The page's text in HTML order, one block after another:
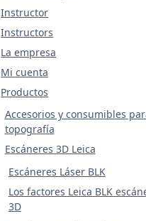
Instructor
Instructors
La empresa
Mi cuenta
Productos
Accesorios y consumibles
topografía
Escáneres 3D Leica
Escáneres Láser BLK
Los factores Leica BLK
3D